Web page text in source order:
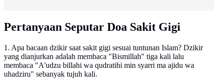
Pertanyaan Seputar Doa Sakit Gigi
1. Apa bacaan dzikir saat sakit gigi sesuai tuntunan Islam? Dzikir
yang dianjurkan adalah membaca "Bismillah" tiga kali lalu
membaca "A'udzu billahi wa qudratihi min syarri ma ajidu wa
uhadziru" sebanyak tujuh kali.